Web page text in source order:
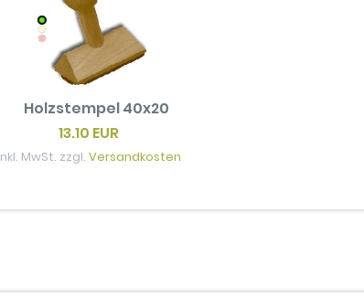
Holzstempel 40x20
13.10 EUR
MwSt. zzgl. Versandkosten